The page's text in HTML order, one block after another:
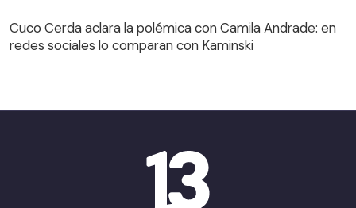
Cuco Cerda aclara la polémica con Camila Andrade: en
redes sociales lo comparan con Kaminski